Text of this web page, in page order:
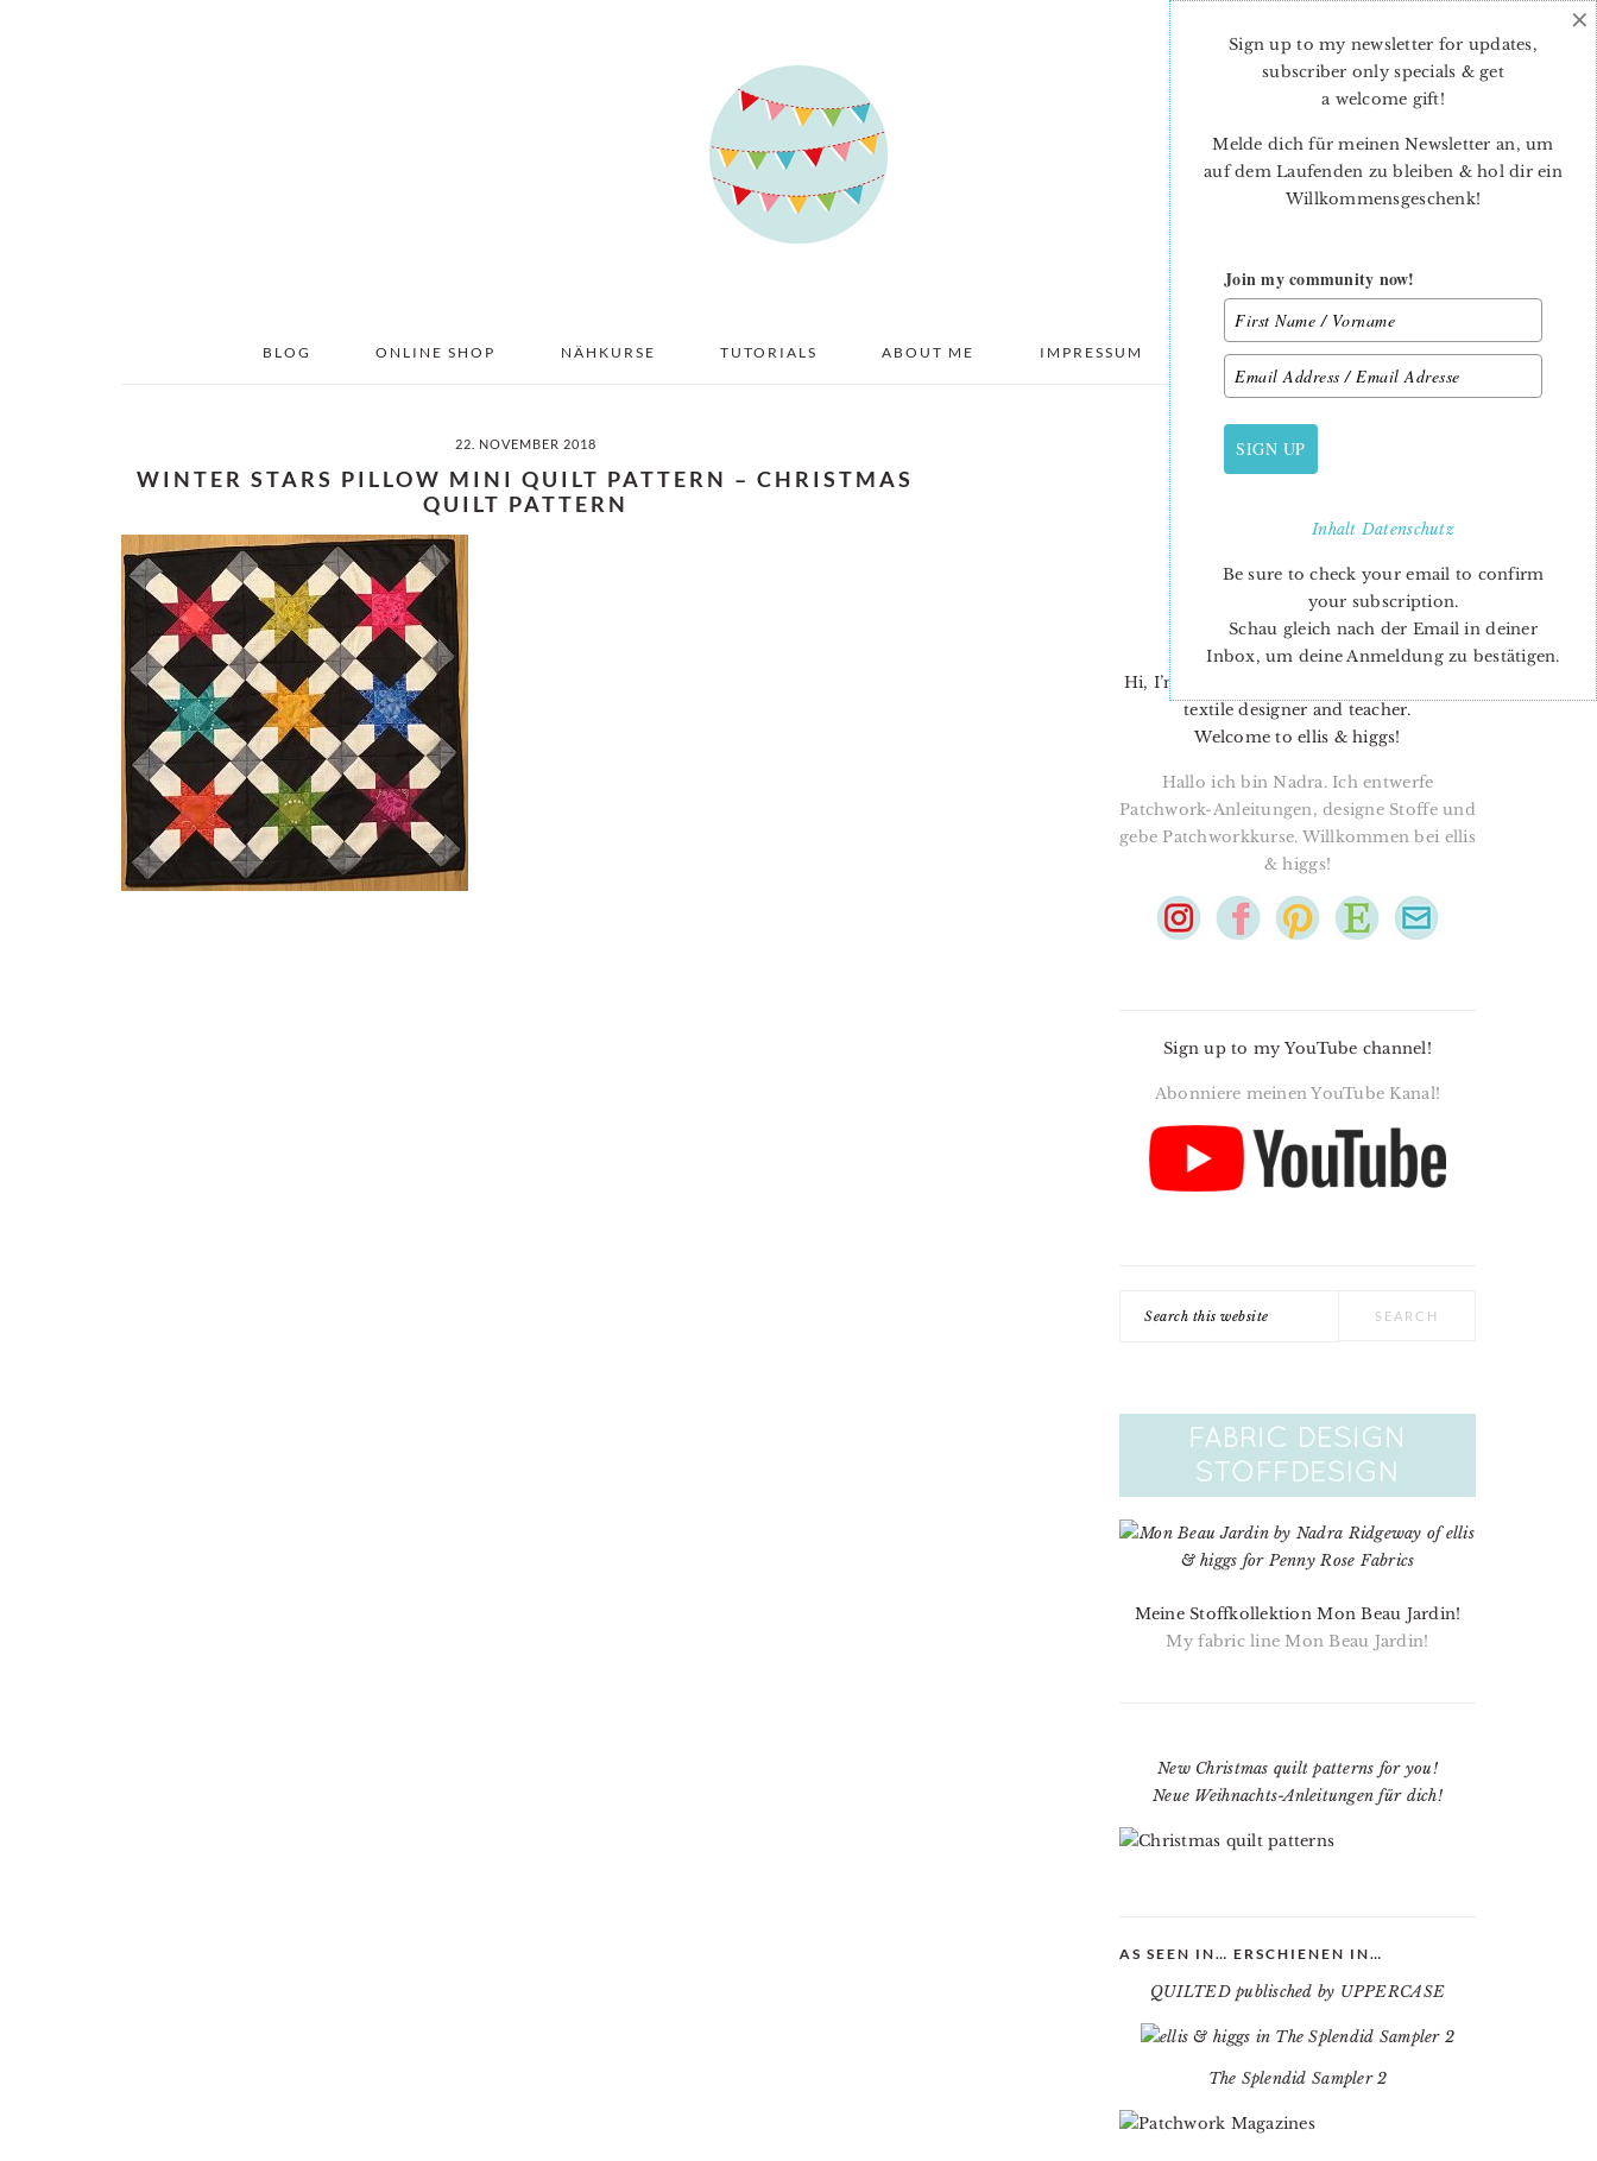
BLOG ONLINE SHOP NÄHKURSE TUTORIALS ABOUT ME IMPRESSUM DATENSCHUTZ
22. NOVEMBER 2018
WINTER STARS PILLOW MINI QUILT PATTERN – CHRISTMAS
QUILT PATTERN
PRIMARY
SIDEBAR
Hi, I’m Nadra. I’m a quilt pattern designer,
textile designer and teacher.
Welcome to ellis & higgs!
Hallo ich bin Nadra. Ich entwerfe
Patchwork-Anleitungen, designe Stoffe und
gebe Patchworkkurse. Willkommen bei ellis
& higgs!
Sign up to my YouTube channel!
Abonniere meinen YouTube Kanal!
Meine Stoffkollektion Mon Beau Jardin!
My fabric line Mon Beau Jardin!
New Christmas quilt patterns for you!
Neue Weihnachts-Anleitungen für dich!
AS SEEN IN… ERSCHIENEN IN…
QUILTED publisched by UPPERCASE
The Splendid Sampler 2
Sign up to my newsletter for updates,
subscriber only specials & get
a welcome gift!
Melde dich für meinen Newsletter an, um
auf dem Laufenden zu bleiben & hol dir ein
Willkommensgeschenk!
Join my community now!
SIGN UP
InhaltDatenschutz
Be sure to check your email to confirm
your subscription.
Schau gleich nach der Email in deiner
Inbox, um deine Anmeldung zu bestätigen.
×